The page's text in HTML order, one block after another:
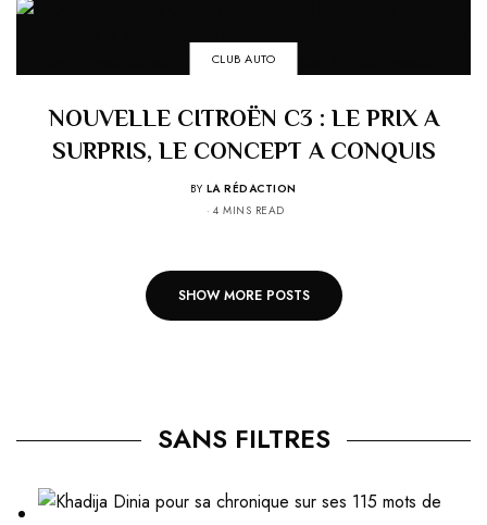
CLUB AUTO
NOUVELLE CITROËN C3 : LE PRIX A
SURPRIS, LE CONCEPT A CONQUIS
BY LA RÉDACTION
4 MINS READ
SHOW MORE POSTS
SANS FILTRES